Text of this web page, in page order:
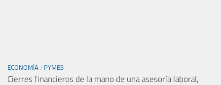
ECONOMÍA / PYMES
Cierres financieros de la mano de una asesoría laboral,